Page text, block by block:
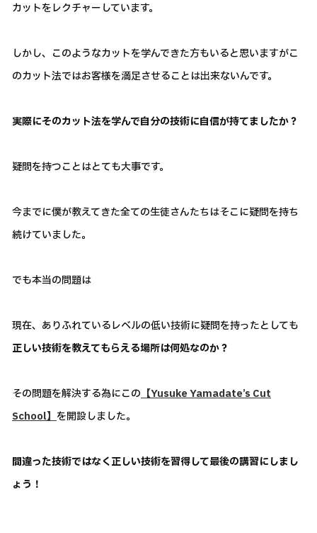
カットをレクチャーしています。
しかし、このようなカットを学んできた方もいると思いますがこ
のカット法ではお客様を満足させることは出来ないんです。
実際にそのカット法を学んで自分の技術に自信が持てましたか？
疑問を持つことはとても大事です。
今までに僕が教えてきた全ての生徒さんたちはそこに疑問を持ち
続けていました。
でも本当の問題は
現在、ありふれているレベルの低い技術に疑問を持ったとしても
正しい技術を教えてもらえる場所は何処なのか？
その問題を解決する為にこの 【Yusuke Yamadate’s Cut
School】 を開設しました。
間違った技術ではなく正しい技術を習得して最後の講習にしまし
ょう！